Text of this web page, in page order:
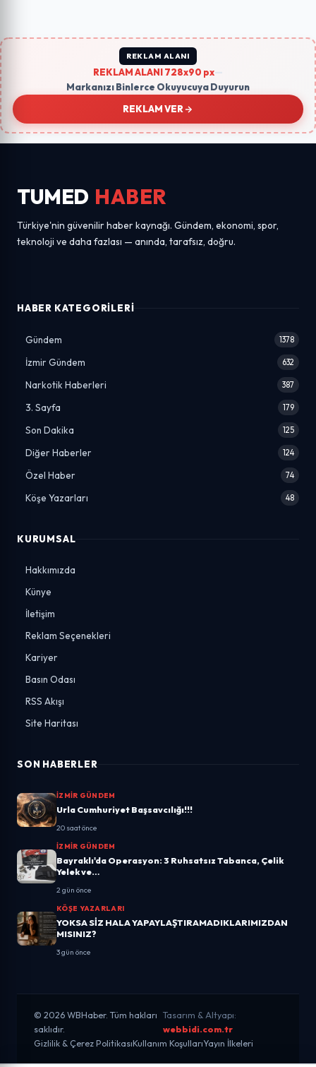
REKLAM ALANI
REKLAM ALANI 728x90 px
Markanızı Binlerce Okuyucuya Duyurun
REKLAM VER
TUMED HABER
Türkiye'nin güvenilir haber kaynağı. Gündem, ekonomi, spor,
teknoloji ve daha fazlası — anında, tarafsız, doğru.
HABER KATEGORILERI
Gündem 1378
İzmir Gündem 632
Narkotik Haberleri 387
3. Sayfa 179
Son Dakika 125
Diğer Haberler 124
Özel Haber 74
Köşe Yazarları 48
KURUMSAL
Hakkımızda
Künye
İletişim
Reklam Seçenekleri
Kariyer
Basın Odası
RSS Akışı
Site Haritası
SON HABERLER
İZMIR GÜNDEM
Urla Cumhuriyet Başsavcılığı!!!
20 saat önce
İZMIR GÜNDEM
Bayraklı'da Operasyon: 3 Ruhsatsız Tabanca, Çelik
Yelek ve…
2 gün önce
KÖŞE YAZARLARI
YOKSA SİZ HALA YAPAYLAŞTIRAMADIKLARIMIZDAN
MISINIZ?
3 gün önce
© 2026 WBHaber. Tüm hakları
saklıdır.
Tasarım & Altyapı:
webbidi.com.tr
Gizlilik & Çerez PolitikasıKullanım KoşullarıYayın İlkeleri